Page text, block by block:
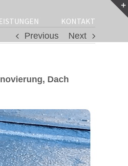
KONTAKT
Previous
Next
Dach